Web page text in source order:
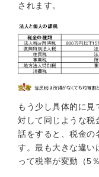
されます。
もう少し具体的に見
対して同じような税
話をすると、税金の
す。最も大きな違い
って税率が変動（5